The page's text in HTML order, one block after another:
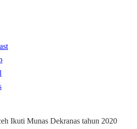
Ikuti Munas Dekranas tahun 2020